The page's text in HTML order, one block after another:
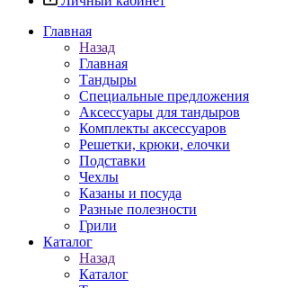
Главная
Назад
Главная
Тандыры
Специальные предложения
Аксессуары для тандыров
Комплекты аксессуаров
Решетки, крюки, елочки
Подставки
Чехлы
Казаны и посуда
Разные полезности
Грили
Каталог
Назад
Каталог